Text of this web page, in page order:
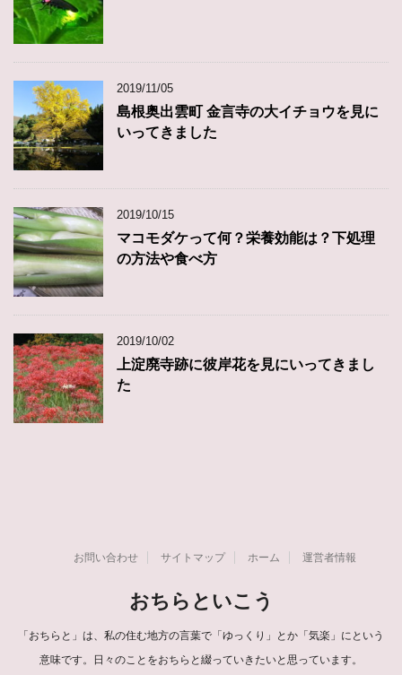
2019/11/05
島根奥出雲町 金言寺の大イチョウを見に
いってきました
2019/10/15
マコモダケって何？栄養効能は？下処理
の方法や食べ方
2019/10/02
上淀廃寺跡に彼岸花を見にいってきまし
た
お問い合わせ サイトマップ ホーム 運営者情報
おちらといこう
「おちらと」は、私の住む地方の言葉で「ゆっくり」とか「気楽」にという
意味です。日々のことをおちらと綴っていきたいと思っています。